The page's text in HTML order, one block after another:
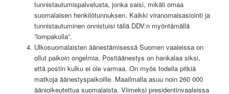
tunnistautumispalvelusta, jonka saisi, mikäli omaa
suomalaisen henkilötunnuksen. Kaikki viranomaisasiointi ja
tunnistautuminen onnistuisi tällä DDV:n myöntämällä
”lompakolla”.
Ulkosuomalaisten äänestämisessä Suomen vaaleissa on
ollut paikoin ongelmia. Postiäänestys on hankalaa siksi,
että postin kulku ei ole varmaa. On myös todella pitkiä
matkoja äänestyspaikoille. Maailmalla asuu noin 260 000
äänioikeutettua suomalaista. Viimeksi presidentinvaaleissa